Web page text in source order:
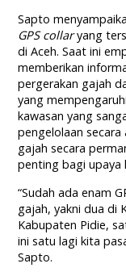
Sapto
GPS collaryang
di Aceh. Saat ini
memberikan
pergerakan gajah
yang
kawasan yang
pengelolaan
gajah secara
penting bagi upaya
“Sudah ada enam
gajah, yakni dua di
Kabupaten Pidie,
ini satu lagi kita
Sapto.